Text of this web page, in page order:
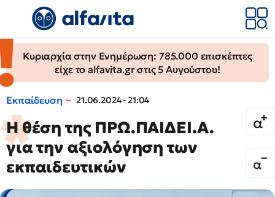
Κυριαρχία στην Ενημέρωση: 785.000 επισκέπτες
είχε το alfavita.gr στις 5 Αυγούστου!
Εκπαίδευση 21.06.2024 - 21:04
Η θέση της ΠΡΩ.ΠΑΙΔΕΙ.Α.
για την αξιολόγηση των
εκπαιδευτικών